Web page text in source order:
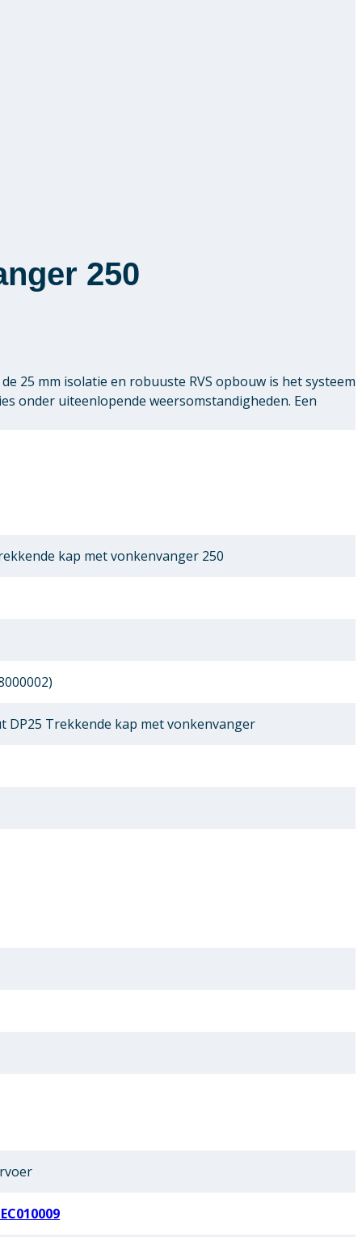
250
25 mm isolatie en robuuste RVS opbouw is het systeem
onder uiteenlopende weersomstandigheden. Een
kap met vonkenvanger 250
DP25 Trekkende kap met vonkenvanger